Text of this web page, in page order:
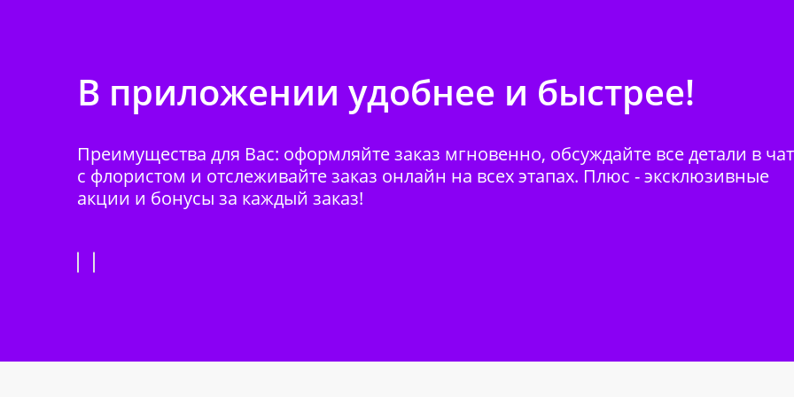
В приложении удобнее и быстрее!
Преимущества для Вас: оформляйте заказ мгновенно, обсуждайте все детали в
с флористом и отслеживайте заказ онлайн на всех этапах. Плюс - эксклюзивные
акции и бонусы за каждый заказ!